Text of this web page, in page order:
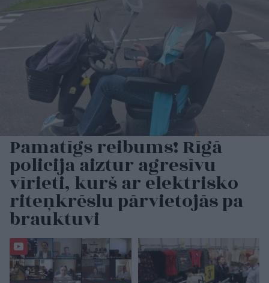
Pamatīgs reibums! Rīgā
policija aiztur agresīvu
vīrieti, kurš ar elektrisko
riteņkrēslu pārvietojās pa
brauktuvi